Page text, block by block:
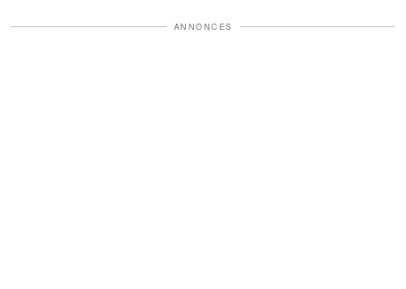
ANNONCES